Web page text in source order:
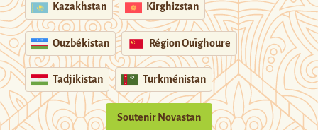
Kazakhstan Kirghizstan
Ouzbékistan Région Ouïghoure
Tadjikistan Turkménistan
Soutenir Novastan